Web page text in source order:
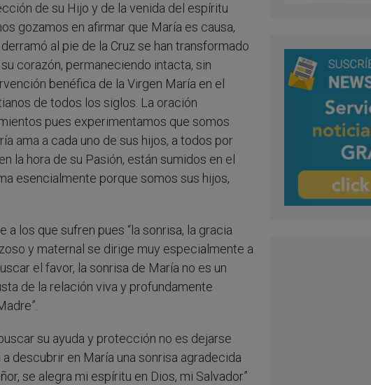
de su Hijo y de la venida del espíritu
gozamos en afirmar que María es causa,
al pie de la Cruz se han transformado
corazón, permaneciendo intacta, sin
benéfica de la Virgen María en el
de todos los siglos. La oración
pues experimentamos que somos
ama a cada uno de sus hijos, a todos por
la hora de su Pasión, están sumidos en el
esencialmente porque somos sus hijos,
los que sufren pues “la sonrisa, la gracia
y maternal se dirige muy especialmente a
el favor, la sonrisa de María no es un
de la relación viva y profundamente
su ayuda y protección no es dejarse
descubrir en María una sonrisa agradecida
se alegra mi espíritu en Dios, mi Salvador”